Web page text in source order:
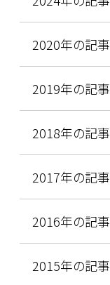
2020年の記事
2019年の記事
2018年の記事
2017年の記事
2016年の記事
2015年の記事